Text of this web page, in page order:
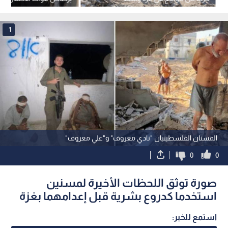
يونس جنوب قطاع غزة
ضغوط أمريكية
المسنان الفلسطينيان "نادي معروف" و"علي معروف"
1
0
0
صورة توثق اللحظات الأخيرة لمسنين
استخدما كدروع بشرية قبل إعدامهما بغزة
استمع للخبر: